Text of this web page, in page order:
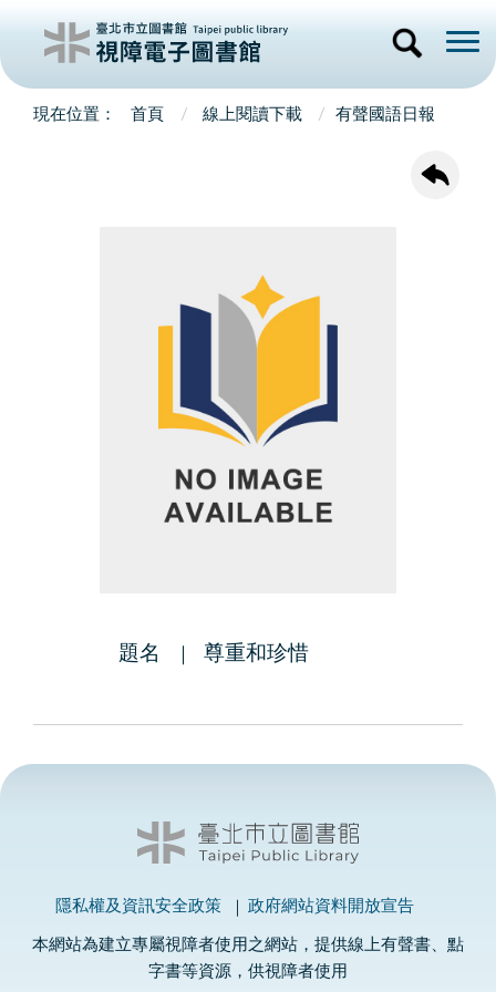
首頁 線上閱讀下載 有聲國語日報
題名 尊重和珍惜
隱私權及資訊安全政策 政府網站資料開放宣告
本網站為建立專屬視障者使用之網站，提供線上有聲書、點
字書等資源，供視障者使用